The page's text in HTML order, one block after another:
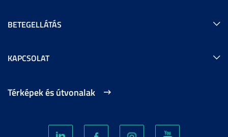
BETEGELLÁTÁS
KAPCSOLAT
Térképek és útvonalak